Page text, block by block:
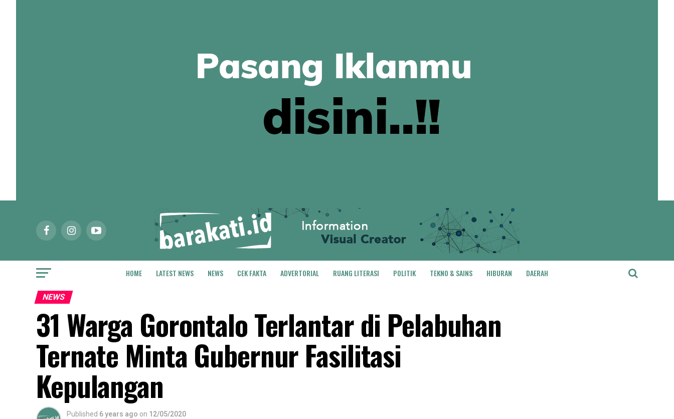
HOME LATEST NEWS NEWS CEK FAKTA ADVERTORIAL RUANG LITERASI POLITIK TEKNO & SAINS HIBURAN DAERAH
NEWS
31 Warga Gorontalo Terlantar di Pelabuhan
Ternate Minta Gubernur Fasilitasi
Kepulangan
Published 6 years ago on 12/05/2020